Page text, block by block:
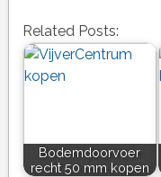
Related Posts:
Bodemdoorvoer
recht 50 mm kopen